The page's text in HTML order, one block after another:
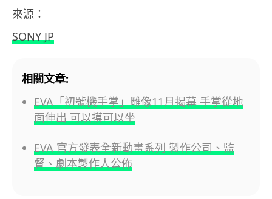
來源：
SONY JP
相關文章:
EVA「初號機手掌」雕像11月揭幕 手掌從地
面伸出 可以摸可以坐
EVA 官方發表全新動畫系列 製作公司、監
督、劇本製作人公佈